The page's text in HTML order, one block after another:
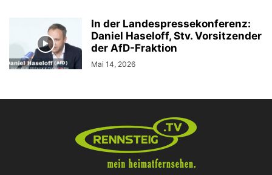
In der Landespressekonferenz:
Daniel Haseloff, Stv. Vorsitzender
der AfD-Fraktion
Mai 14, 2026